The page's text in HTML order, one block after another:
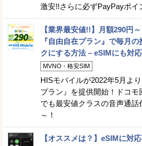
激安!!さらに必ずPayPayポイ
【業界最安値!!】月額290円
『自由自在プラン』で毎月
クにする方法 – eSIMにも対応
MVNO・格安SIM
HISモバイルが2022年5月よ
プラン』を提供開始！ドコモ
でも最安値クラスの音声通話
～！
【オススメは？】eSIMに対